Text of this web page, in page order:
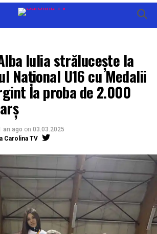
Iulia strălucește la
Național U16 cu Medalii
la proba de 2.000
an ago on 03.03.2025
Carolina TV